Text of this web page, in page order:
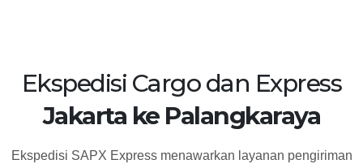
Ekspedisi Cargo dan Express
Jakarta ke Palangkaraya
Ekspedisi SAPX Express menawarkan layanan pengiriman